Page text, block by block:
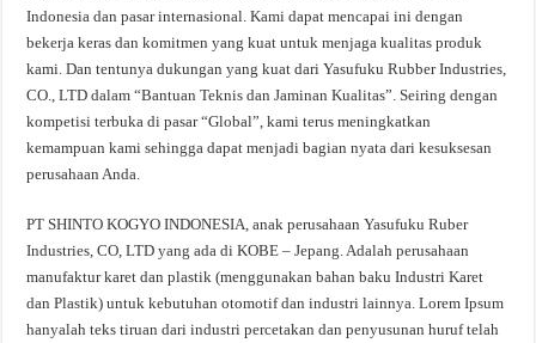
Indonesia dan pasar internasional. Kami dapat mencapai ini dengan
bekerja keras dan komitmen yang kuat untuk menjaga kualitas produk
kami. Dan tentunya dukungan yang kuat dari Yasufuku Rubber Industries,
CO., LTD dalam “Bantuan Teknis dan Jaminan Kualitas”. Seiring dengan
kompetisi terbuka di pasar “Global”, kami terus meningkatkan
kemampuan kami sehingga dapat menjadi bagian nyata dari kesuksesan
perusahaan Anda.
PT SHINTO KOGYO INDONESIA, anak perusahaan Yasufuku Ruber
Industries, CO, LTD yang ada di KOBE – Jepang. Adalah perusahaan
manufaktur karet dan plastik (menggunakan bahan baku Industri Karet
dan Plastik) untuk kebutuhan otomotif dan industri lainnya. Lorem Ipsum
hanyalah teks tiruan dari industri percetakan dan penyusunan huruf telah